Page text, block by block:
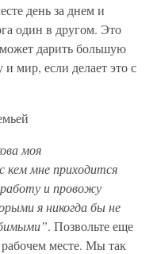
день за днем и
один в другом. Это
дарить большую
мир, если делает это с
моя
кем мне приходится
и провожу
я никогда бы не
. Позвольте еще
месте. Мы так